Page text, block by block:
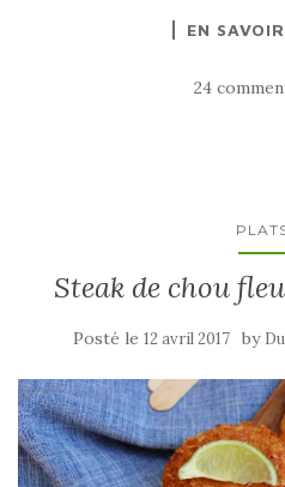
EN
24
Steak de chou
Posté le 12 avril 2017 by